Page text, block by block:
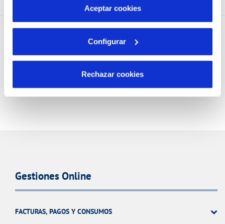
más información en nuestraPolítica de Cookies
Aceptar cookies
Configurar
Rechazar cookies
Gestiones Online
FACTURAS, PAGOS Y CONSUMOS